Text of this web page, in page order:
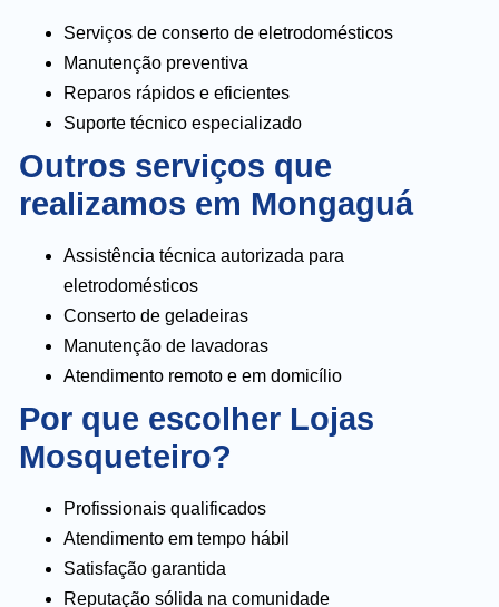
Serviços de conserto de eletrodomésticos
Manutenção preventiva
Reparos rápidos e eficientes
Suporte técnico especializado
Outros serviços que
realizamos em Mongaguá
Assistência técnica autorizada para
eletrodomésticos
Conserto de geladeiras
Manutenção de lavadoras
Atendimento remoto e em domicílio
Por que escolher Lojas
Mosqueteiro?
Profissionais qualificados
Atendimento em tempo hábil
Satisfação garantida
Reputação sólida na comunidade